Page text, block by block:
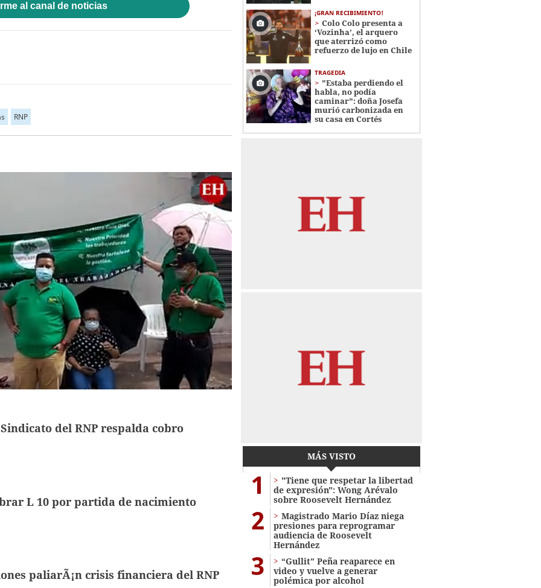
al canal de noticias
RNP
del RNP respalda cobro
L 10 por partida de nacimiento
paliarÃ¡n crisis financiera del RNP
¡GRAN RECIBIMIENTO!
Colo Colo presenta a
‘Vozinha’, el arquero
que aterrizó como
refuerzo de lujo en Chile
TRAGEDIA
"Estaba perdiendo el
habla, no podía
caminar": doña Josefa
murió carbonizada en
su casa en Cortés
MÁS VISTO
1
"Tiene que respetar la libertad
de expresión": Wong Arévalo
sobre Roosevelt Hernández
2
Magistrado Mario Díaz niega
presiones para reprogramar
audiencia de Roosevelt
Hernández
3
“Gullit” Peña reaparece en
video y vuelve a generar
polémica por alcohol